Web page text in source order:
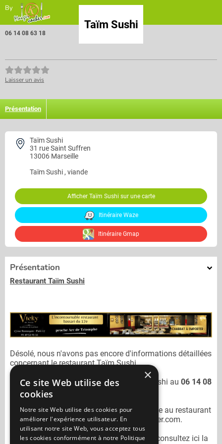
By
Taïm Sushi
06 14 08 63 18
Laisser un avis
Présentation
Taïm Sushi
31 rue Saint Suffren
13006 Marseille
Taïm Sushi , viande
Afficher Taïm Sushi sur une carte
Itinéraire Waze
Itinéraire Gmap
Présentation
Restaurant Taïm Sushi
Désolé, nous n'avons pas encore d'informations détaillées
concernant le restaurant Taïm Sushi.
Vous pouvez joindre le restaurant
Taïm Sushi au 06 14 08
63 18
N'oubliez pas de préciser lors de votre sortie au restaurant
Taïm Sushi qu'il n'est pas sur Mangercacher.com.
Pour consulter un autre restaurant cacher
consultez ici la
×
Ce site Web utilise des
cookies
Notre site Web utilise des cookies pour
améliorer l'expérience utilisateur. En
utilisant notre site Web, vous acceptez tous
les cookies conformément à notre Politique